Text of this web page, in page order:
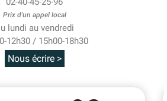
Prix d'un appel local
lundi au vendredi
12h30 / 15h00-18h30
Nous écrire >